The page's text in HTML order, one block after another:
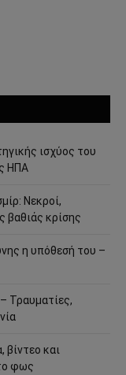
ισχύος του
ΗΠΑ
Νεκροί,
βαθιάς κρίσης
η υπόθεσή του –
Τραυματίες,
βίντεο και
φως